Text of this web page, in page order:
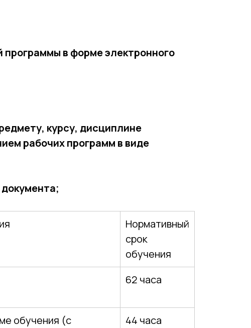
в форме электронного
курсу, дисциплине
рабочих программ в виде
Нормативный
срок
обучения
62 часа
обучения (с
44 часа